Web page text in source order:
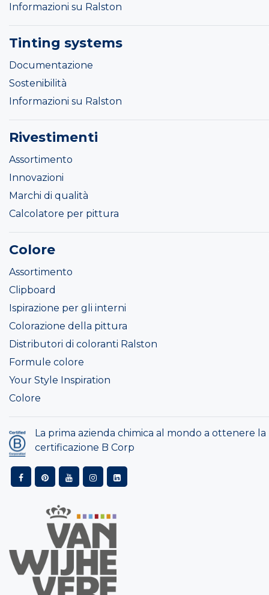
Informazioni su Ralston
Tinting systems
Documentazione
Sostenibilità
Informazioni su Ralston
Rivestimenti
Assortimento
Innovazioni
Marchi di qualità
Calcolatore per pittura
Colore
Assortimento
Clipboard
Ispirazione per gli interni
Colorazione della pittura
Distributori di coloranti Ralston
Formule colore
Your Style Inspiration
Colore
La prima azienda chimica al mondo a ottenere la
certificazione B Corp